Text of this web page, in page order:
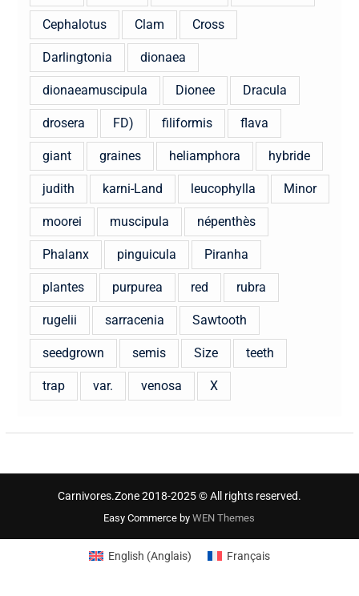
Cephalotus Clam Cross
Darlingtonia dionaea
dionaeamuscipula Dionee Dracula
drosera FD) filiformis flava
giant graines heliamphora hybride
judith karni-Land leucophylla Minor
moorei muscipula népenthès
Phalanx pinguicula Piranha
plantes purpurea red rubra
rugelii sarracenia Sawtooth
seedgrown semis Size teeth
trap var. venosa X
Carnivores.Zone 2018-2025 © All rights reserved.
Easy Commerce byWEN Themes
English (Anglais) Français